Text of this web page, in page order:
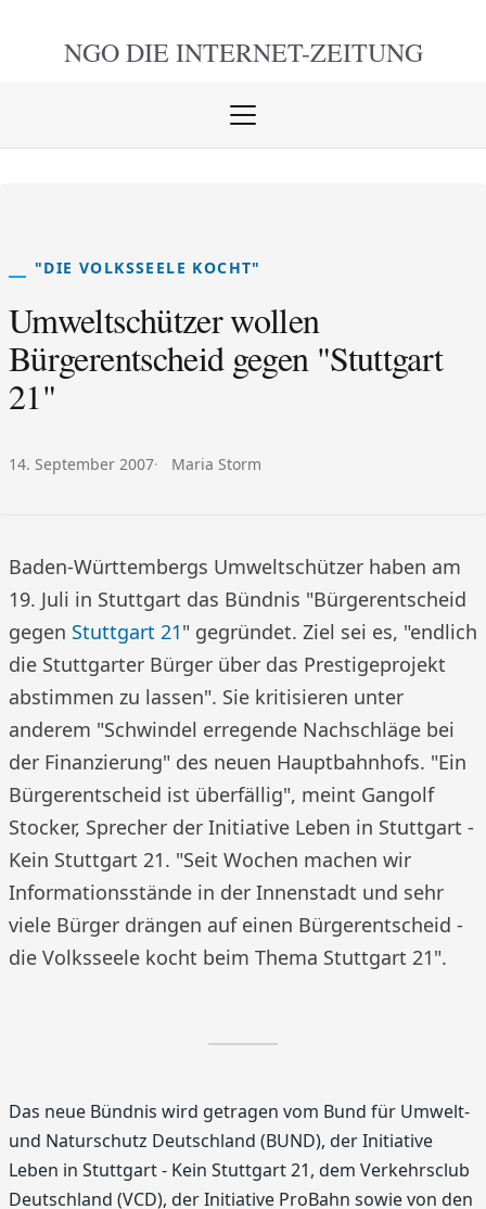
NGO DIE INTERNET-ZEITUNG
Menü
"DIE VOLKSSEELE KOCHT"
Umweltschützer wollen
Bürgerentscheid gegen "Stuttgart
21"
Veröffentlicht am:
14. September 2007 Autor:
Maria Storm
Baden-Württembergs Umweltschützer haben am
19. Juli in Stuttgart das Bündnis "Bürgerentscheid
gegen Stuttgart 21" gegründet. Ziel sei es, "endlich
die Stuttgarter Bürger über das Prestigeprojekt
abstimmen zu lassen". Sie kritisieren unter
anderem "Schwindel erregende Nachschläge bei
der Finanzierung" des neuen Hauptbahnhofs. "Ein
Bürgerentscheid ist überfällig", meint Gangolf
Stocker, Sprecher der Initiative Leben in Stuttgart -
Kein Stuttgart 21. "Seit Wochen machen wir
Informationsstände in der Innenstadt und sehr
viele Bürger drängen auf einen Bürgerentscheid -
die Volksseele kocht beim Thema Stuttgart 21".
Das neue Bündnis wird getragen vom Bund für Umwelt-
und Naturschutz Deutschland (BUND), der Initiative
Leben in Stuttgart - Kein Stuttgart 21, dem Verkehrsclub
Deutschland (VCD), der Initiative ProBahn sowie von den